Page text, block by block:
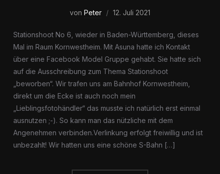
von Peter 12. Juli 2021
Stationshoot No 6, wieder in Baden-Württemberg, dieses
Mal im Raum Kornwestheim. Mit Asuna hatte ich Kontakt
über eine Facebook Model Gruppe gehabt. Sie hatte sich
auf die Ausschreibung zum Thema Stationshoot
„beworben“. Wir trafen uns am Bahnhof Kornwestheim,
direkt um die Ecke ist auch noch mein
„Lieblingsfotohändler“ das musste ich natürlich erst einmal
ausnutzen ;-). So kann man das nützliche mit dem
Angenehmen verbinden.Verlinkung erfolgt freiwillig und ist
unbezahlt! Wir hatten uns eine schöne S-Bahn […]